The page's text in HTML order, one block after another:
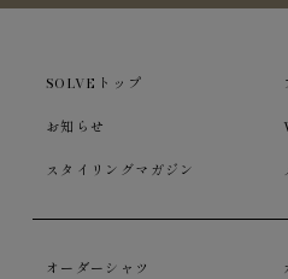
なっております（弊社でのお
本開きへの変更の場合はお近
SOLVEトップ
お知らせ
スタイリングマガジン
オーダーシャツ